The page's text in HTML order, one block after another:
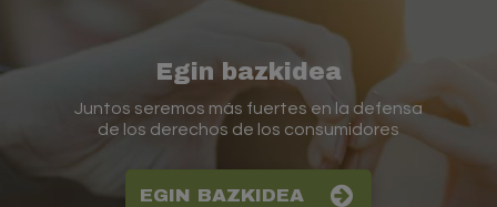
Egin bazkidea
Juntos seremos más fuertes en la defensa
de los derechos de los consumidores
EGIN BAZKIDEA